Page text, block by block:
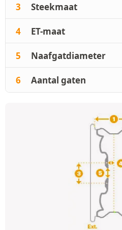
3 Steekmaat
4 ET-maat
5 Naafgatdiameter
6 Aantal gaten